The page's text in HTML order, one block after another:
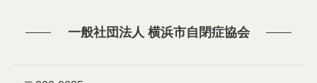
一般社団法人 横浜市自閉症協会